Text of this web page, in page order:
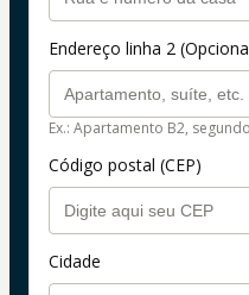
Endereço linha 2
Ex.: Apartamento B2,
Código postal (CEP)
Cidade